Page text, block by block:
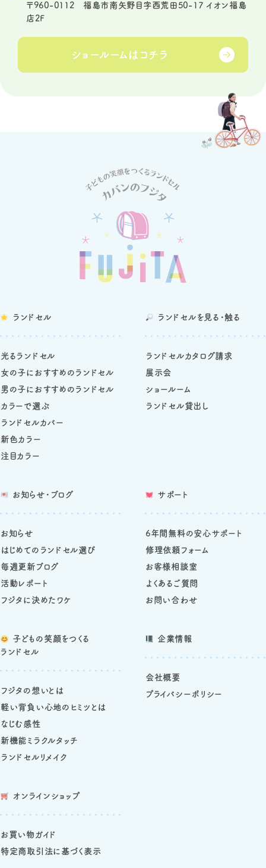
〒960-0112 福島市南矢野目字西荒田50-17 イオン福島
店2F
ショールームは コチラ
ランドセル
光るランドセル
女の子におすすめのランドセル
男の子におすすめのランドセル
カラーで選ぶ
ランドセルカバー
新色カラー
注目カラー
ランドセルを 見る・触る
ランドセルカタログ請求
展示会
ショールーム
ランドセル貸出し
子どもの笑顔をつくる
ランドセル
フジタの想いとは
軽い背負い心地のヒミツとは
なじむ感性
新機能ミラクルタッチ
ランドセルリメイク
お知らせ・ブログ
お知らせ
はじめてのランドセル選び
毎週更新ブログ
活動レポート
フジタに決めたワケ
サポート
6年間無料の安心サポート
修理依頼フォーム
お客様相談室
よくあるご質問
お問い合わせ
企業情報
会社概要
プライバシーポリシー
オンラインショップ
お買い物ガイド
特定商取引法に基づく表示